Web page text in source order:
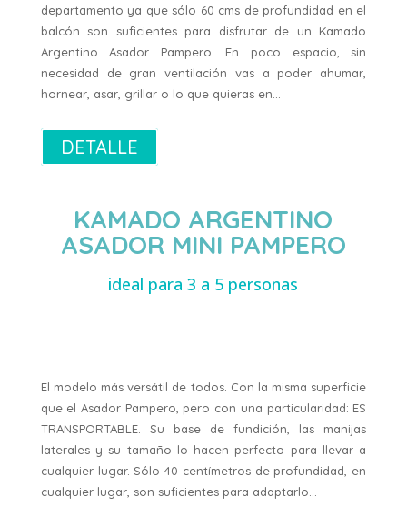
departamento ya que sólo 60 cms de profundidad en el
balcón son suficientes para disfrutar de un Kamado
Argentino Asador Pampero. En poco espacio, sin
necesidad de gran ventilación vas a poder ahumar,
hornear, asar, grillar o lo que quieras en…
DETALLE
KAMADO ARGENTINO
ASADOR MINI PAMPERO
ideal para 3 a 5 personas
El modelo más versátil de todos. Con la misma superficie
que el Asador Pampero, pero con una particularidad: ES
TRANSPORTABLE. Su base de fundición, las manijas
laterales y su tamaño lo hacen perfecto para llevar a
cualquier lugar. Sólo 40 centímetros de profundidad, en
cualquier lugar, son suficientes para adaptarlo…